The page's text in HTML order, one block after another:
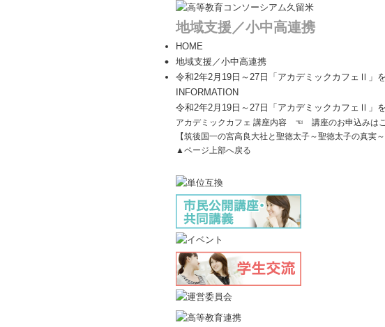
地域支援／小中高連携
HOME
地域支援／小中高連携
令和2年2月19日～27日「アカデミックカフェⅡ」を
INFORMATION
令和2年2月19日～27日「アカデミックカフェⅡ」を
アカデミックカフェ 講座内容 ☜ 講座のお申込みはこ
【筑後国一の宮高良大社と聖徳太子～聖徳太子の真実～
▲ページ上部へ戻る